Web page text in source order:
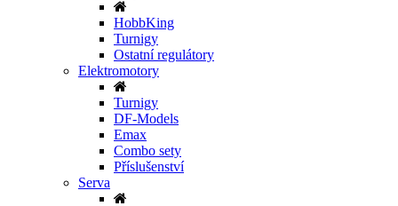
HobbKing
Turnigy
Ostatní regulátory
Elektromotory
Turnigy
DF-Models
Emax
Combo sety
Příslušenství
Serva